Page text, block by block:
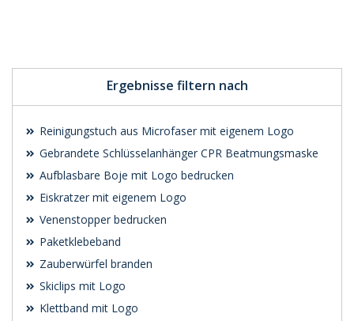
Ergebnisse filtern nach
Reinigungstuch aus Microfaser mit eigenem Logo
Gebrandete Schlüsselanhänger CPR Beatmungsmaske
Aufblasbare Boje mit Logo bedrucken
Eiskratzer mit eigenem Logo
Venenstopper bedrucken
Paketklebeband
Zauberwürfel branden
Skiclips mit Logo
Klettband mit Logo